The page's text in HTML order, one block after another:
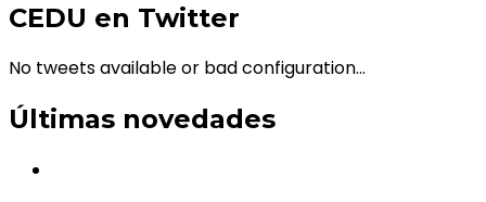
CEDU en Twitter
No tweets available or bad configuration...
Últimas novedades